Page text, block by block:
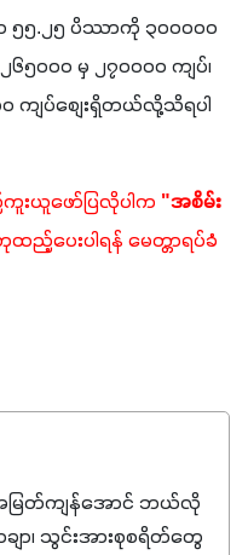
က ၅၅.၂၅ ပိဿာကို ၃၀၀၀၀၀
၅၀၀၀ မှ ၂၇၀၀၀၀ ကျပ်၊
ကျပ်စျေးရှိတယ်လို့သိရပါ
ည်ကူးယူဖော်ပြလိုပါက "အစိမ်း
ည့်ပေးပါရန် မေတ္တာရပ်ခံ
အမြတ်ကျန်အောင် ဘယ်လို
ျာ၊ သွင်းအားစုစရိတ်တွေ